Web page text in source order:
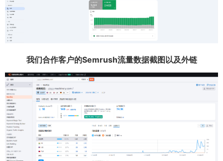
我们合作客户的Semrush流量数据截图以及外链